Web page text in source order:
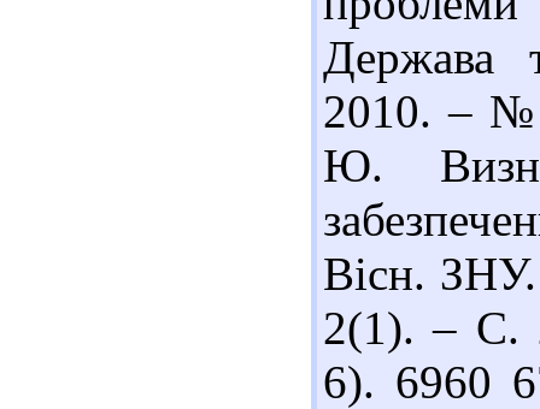
Держава
2010. – №
Ю.
Вісн.
2(1). – С.
6). 6960